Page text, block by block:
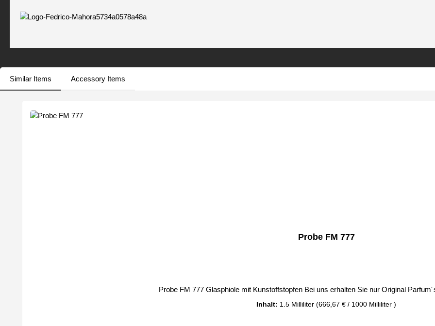
Similar Items Accessory Items
Probe FM 777
Probe FM 777 Glasphiole mit Kunstoffstopfen Bei uns erhalten Sie nur Original
Inhalt: 1.5 Milliliter (666,67 € / 1000 Milliliter )